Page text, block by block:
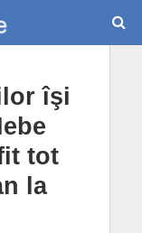
îşi
tot
la